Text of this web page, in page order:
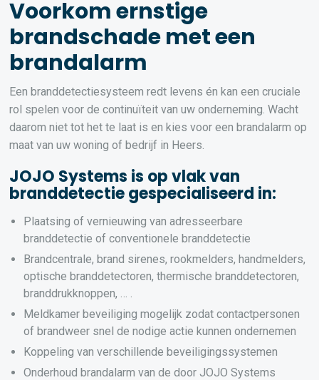
Voorkom ernstige
brandschade met een
brandalarm
Een branddetectiesysteem redt levens én kan een cruciale
rol spelen voor de continuïteit van uw onderneming. Wacht
daarom niet tot het te laat is en kies voor een brandalarm op
maat van uw woning of bedrijf in Heers.
JOJO Systems is op vlak van
branddetectie gespecialiseerd in:
Plaatsing of vernieuwing van adresseerbare
branddetectie of conventionele branddetectie
Brandcentrale, brand sirenes, rookmelders, handmelders,
optische branddetectoren, thermische branddetectoren,
branddrukknoppen, … .
Meldkamer beveiliging mogelijk zodat contactpersonen
of brandweer snel de nodige actie kunnen ondernemen
Koppeling van verschillende beveiligingssystemen
Onderhoud brandalarm van de door JOJO Systems